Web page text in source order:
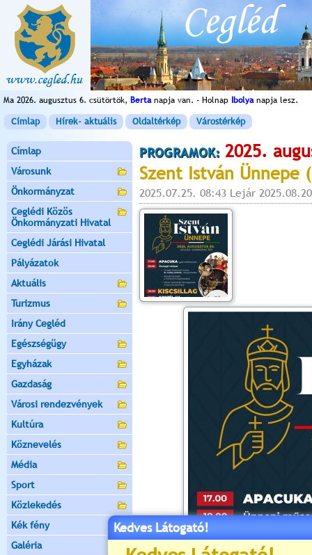
Ma 2026. augusztus 6. csütörtök, Bertanapja van. - Holnap Ibolyanapja lesz.
Címlap Hírek- aktuális Oldaltérkép Várostérkép
Címlap
Városunk
Önkormányzat
Ceglédi Közös
Önkormányzati Hivatal
Ceglédi Járási Hivatal
Pályázatok
Aktuális
Turizmus
Irány Cegléd
Egészségügy
Egyházak
Gazdaság
Városi rendezvények
Kultúra
Köznevelés
Média
Sport
Közlekedés
Kék fény
Galéria
PROGRAMOK: 2025.
Szent István Ünnepe
2025.07.25. 08:43 Lejár
Kedves Látogató!